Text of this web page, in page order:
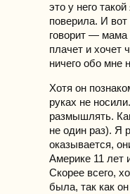
это у него
поверила. И
говорит — мама
плачет и хочет
ничего обо мне
Хотя он
руках не
размышлять.
не один раз). Я
оказывается,
Америке 11 лет
Скорее всего,
была, так как